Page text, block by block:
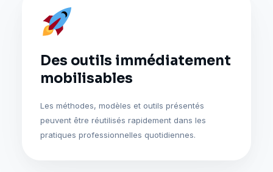
Des outils immédiatement
mobilisables
Les méthodes, modèles et outils présentés
peuvent être réutilisés rapidement dans les
pratiques professionnelles quotidiennes.